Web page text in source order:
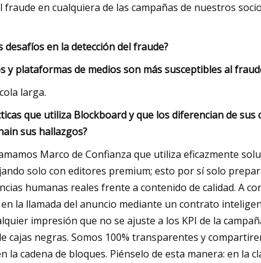
en cualquiera de las campañas de nuestros
desafíos en la detección del fraude?
y plataformas de medios son más susceptibles al
larga.
que utiliza Blockboard y que los diferencian de
sus hallazgos?
Marco de Confianza que utiliza eficazmente
solo con editores premium; esto por sí solo
humanas reales frente a contenido de calidad. A
la llamada del anuncio mediante un contrato
impresión que no se ajuste a los KPI de la
cajas negras. Somos 100% transparentes y
la cadena de bloques. Piénselo de esta manera: en la